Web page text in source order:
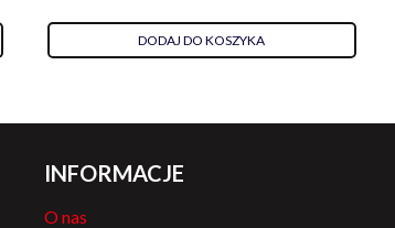
DODAJ DO KOSZYKA
INFORMACJE
O nas